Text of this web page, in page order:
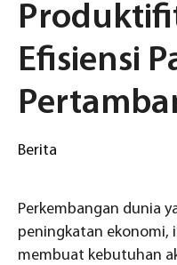
Efisiensi
Berita
Perkembangan dunia
peningkatan
membuat kebutuhan